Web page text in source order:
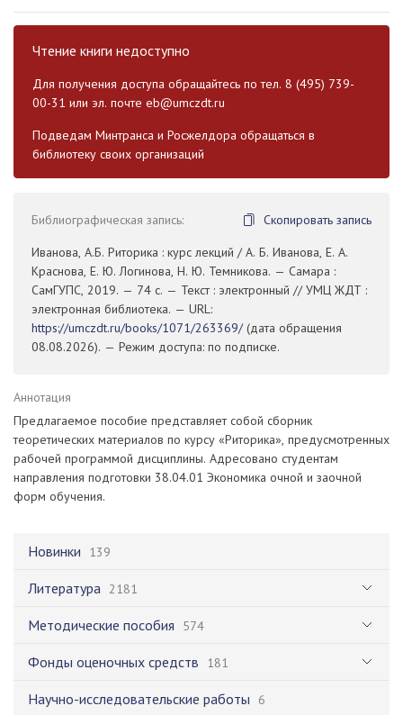
Новинки 139
Литература 2181
Методические пособия 574
Фонды оценочных средств 181
Научно-исследовательские работы 6
Чтение книги недоступно
Для получения доступа обращайтесь по тел. 8 (495) 739-
00-31 или эл. почте eb@umczdt.ru
Подведам Минтранса и Росжелдора обращаться в
библиотеку своих организаций
Библиографическая запись:
Скопировать запись
Иванова, А.Б. Риторика : курс лекций / А. Б. Иванова, Е. А.
Краснова, Е. Ю. Логинова, Н. Ю. Темникова. — Самара :
СамГУПС, 2019. — 74 с. — Текст : электронный // УМЦ ЖДТ :
электронная библиотека. — URL:
https://umczdt.ru/books/1071/263369/(дата обращения
08.08.2026). — Режим доступа: по подписке.
Аннотация
Предлагаемое пособие представляет собой сборник
теоретических материалов по курсу «Риторика», предусмотренных
рабочей программой дисциплины. Адресовано студентам
направления подготовки 38.04.01 Экономика очной и заочной
форм обучения.